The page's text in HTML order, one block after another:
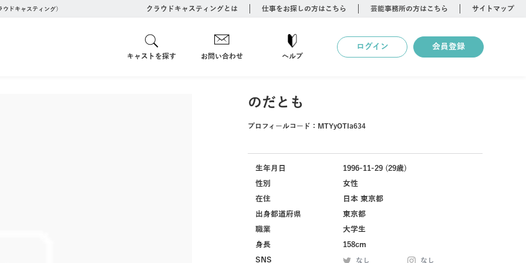
ドキャスティング） クラウドキャスティングとは 仕事をお探しの方はこちら 芸能事務所の方はこちら サイトマップ
キャストを探す お問い合わせ ヘルプ
ログイン 会員登録
のだとも
プロフィールコード： MTYyOTIa634
生年月日
1996-11-29 (29歳)
性別
女性
在住
日本 東京都
出身都道府県
東京都
職業
大学生
身長
158cm
SNS
なし なし